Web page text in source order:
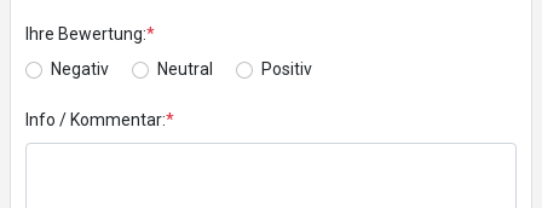
Ihre Bewertung:*
Negativ
Neutral Positiv
Info / Kommentar:*